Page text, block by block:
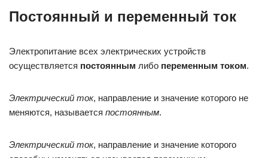
Постоянный и переменный ток
Электропитание всех электрических устройств
осуществляется постоянным либо переменным током.
Электрический ток, направление и значение которого не
меняются, называется постоянным.
Электрический ток, направление и значение которого